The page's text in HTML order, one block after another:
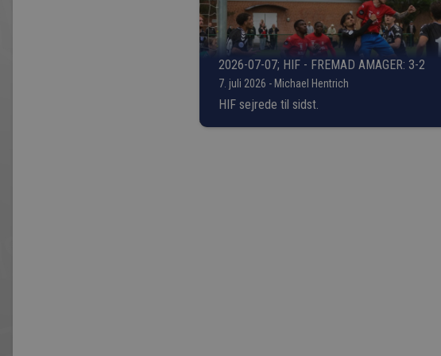
2026-07-07; HIF - FREMAD AMAGER: 3-2
7. juli 2026 - Michael Hentrich
HIF sejrede til sidst.